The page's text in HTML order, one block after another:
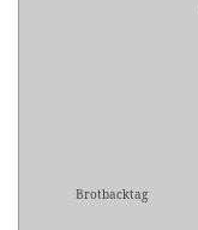
Brotbacktag